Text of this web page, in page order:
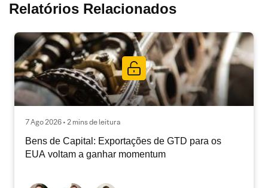
Relatórios Relacionados
7 Ago 2026 • 2 mins de leitura
Bens de Capital: Exportações de GTD para os
EUA voltam a ganhar momentum